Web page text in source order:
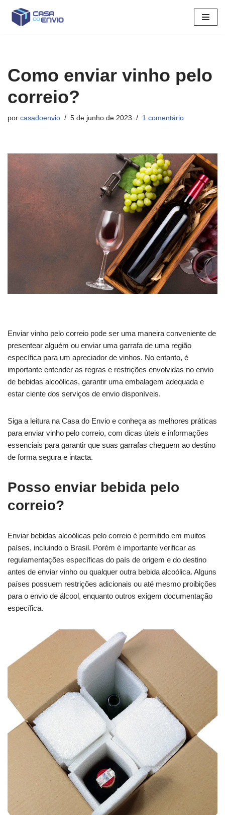
Pular
Como enviar vinho pelo
correio?
por casadoenvio 5 de junho de 2023 1 comentário
Enviar vinho pelo correio pode ser uma maneira conveniente de
presentear alguém ou enviar uma garrafa de uma região
específica para um apreciador de vinhos. No entanto, é
importante entender as regras e restrições envolvidas no envio
de bebidas alcoólicas, garantir uma embalagem adequada e
estar ciente dos serviços de envio disponíveis.
Siga a leitura na Casa do Envio e conheça as melhores práticas
para enviar vinho pelo correio, com dicas úteis e informações
essenciais para garantir que suas garrafas cheguem ao destino
de forma segura e intacta.
Posso enviar bebida pelo
correio?
Enviar bebidas alcoólicas pelo correio é permitido em muitos
países, incluindo o Brasil. Porém é importante verificar as
regulamentações específicas do país de origem e do destino
antes de enviar vinho ou qualquer outra bebida alcoólica. Alguns
países possuem restrições adicionais ou até mesmo proibições
para o envio de álcool, enquanto outros exigem documentação
específica.